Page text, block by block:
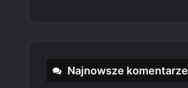
Najnowsze komentarze